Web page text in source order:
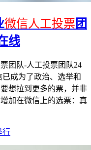
微信人工投票团
线
团队-人工投票团队24
成为了政治、选举和
想拉到更多的票，并非
加在微信上的选票：真
行